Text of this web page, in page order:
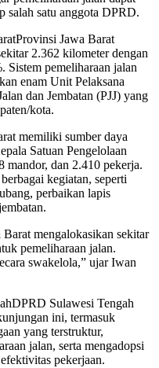
salah satu anggota DPRD.
Jawa Barat
2.362 kilometer dengan
Sistem pemeliharaan jalan
enam Unit Pelaksana
dan Jembatan (PJJ) yang
kota.
memiliki sumber daya
Satuan Pengelolaan
mandor, dan 2.410 pekerja.
kegiatan, seperti
perbaikan lapis
mengalokasikan sekitar
pemeliharaan jalan.
swakelola,” ujar Iwan
Sulawesi Tengah
ini, termasuk
yang terstruktur,
jalan, serta mengadopsi
pekerjaan.